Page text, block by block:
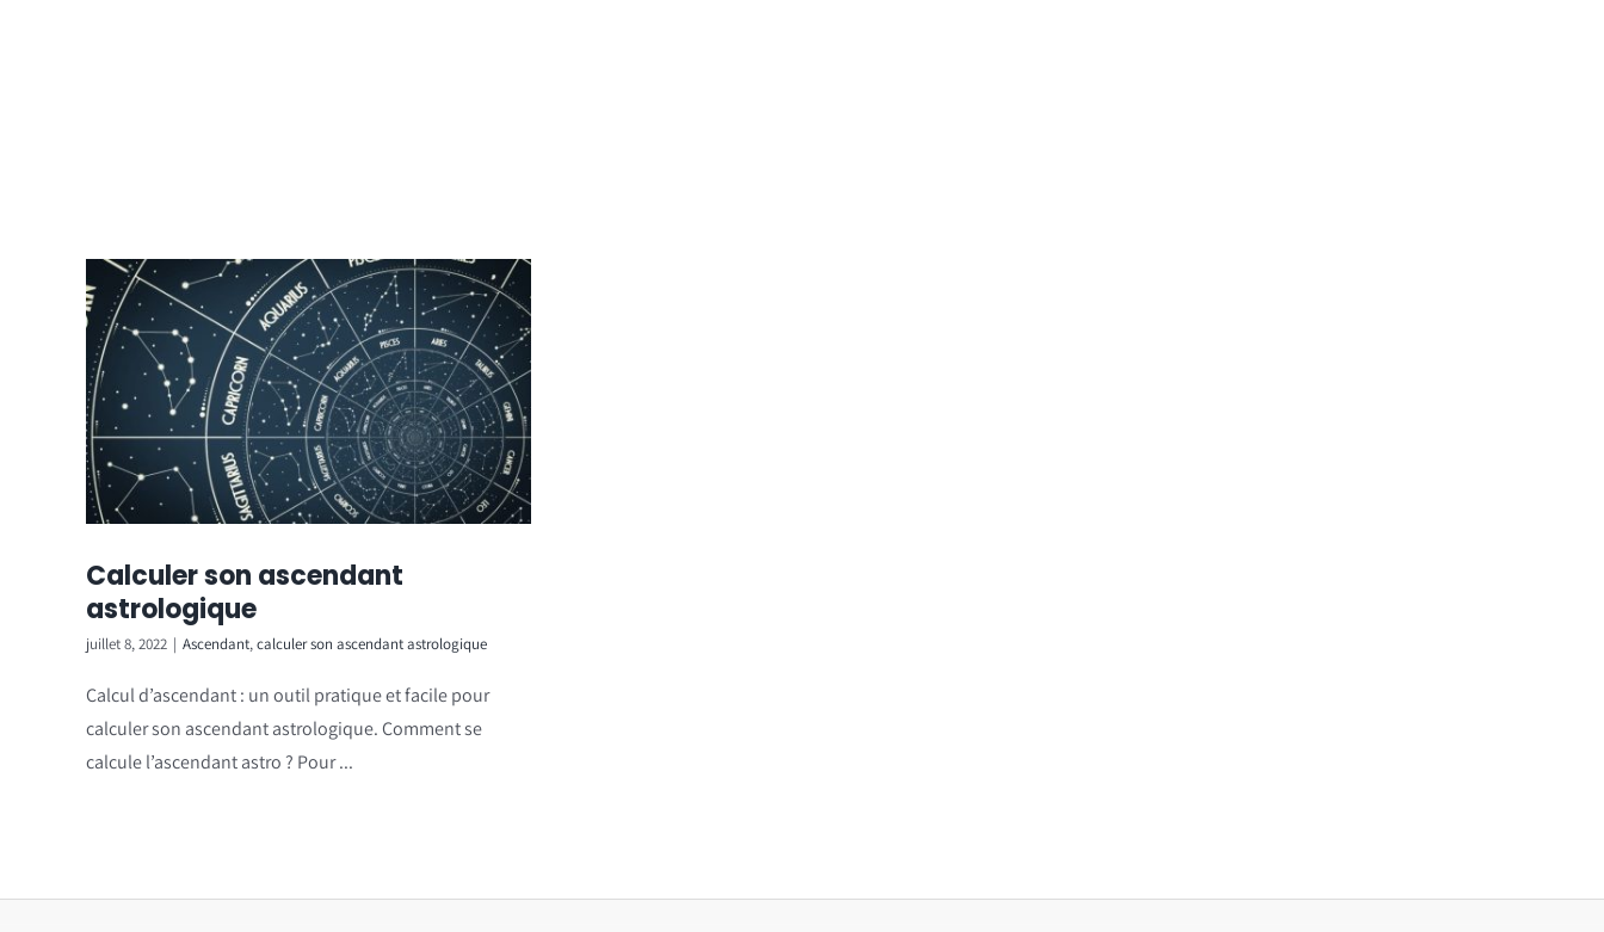
Calculer son ascendant
astrologique
juillet 8, 2022 | Ascendant,calculer son ascendant astrologique
Calcul d’ascendant : un outil pratique et facile pour
calculer son ascendant astrologique. Comment se
calcule l’ascendant astro ? Pour ...